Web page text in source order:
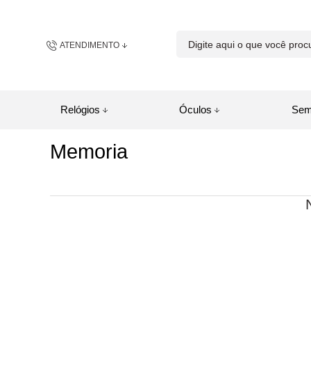
ATENDIMENTO
(48) 98481-8250
sac@relojoariaeoticasuica.com.br
Relógios Óculos
Memoria